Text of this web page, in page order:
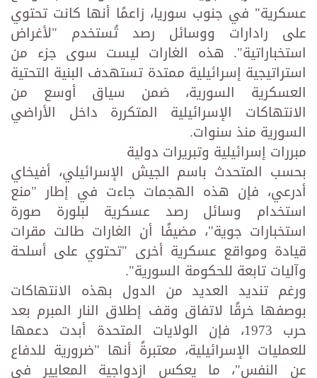
عسكرية" في جنوب سوريا، زاعمًا أنها كانت تحتوي
على رادارات ووسائل رصد تُستخدم "لأغراض
استخباراتية". هذه الغارات ليست سوى جزء من
استراتيجية إسرائيلية ممتدة تستهدف البنية التحتية
العسكرية السورية، ضمن سياق أوسع من
الانتهاكات الإسرائيلية المتكررة داخل الأراضي
السورية منذ سنوات.
مبررات إسرائيلية وتبريرات دولية
بحسب المتحدث باسم الجيش الإسرائيلي، أفيخاي
أدرعي، فإن هذه الهجمات جاءت في إطار "منع
استخدام وسائل رصد عسكرية لبلورة صورة
استخبارات جوية"، مضيفًا أن الغارات طالت مقرات
قيادة ومواقع عسكرية أخرى "تحتوي على أسلحة
وآليات تابعة للحكومة السورية".
ورغم تنديد العديد من الدول بهذه الانتهاكات
بوصفها خرقًا لاتفاق وقف إطلاق النار المبرم بعد
حرب 1973، فإن الولايات المتحدة أبدت دعمها
للعمليات الإسرائيلية، معتبرةً أنها "ضرورية للدفاع
عن النفس"، ما يعكس ازدواجية المعايير في